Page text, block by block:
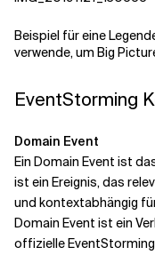
Beispiel für eine
verwende, um Big
EventStorming
Domain Event
Ein Domain Event ist
ist ein Ereignis, das
und kontextabhängig
Domain Event ist ein
offizielle